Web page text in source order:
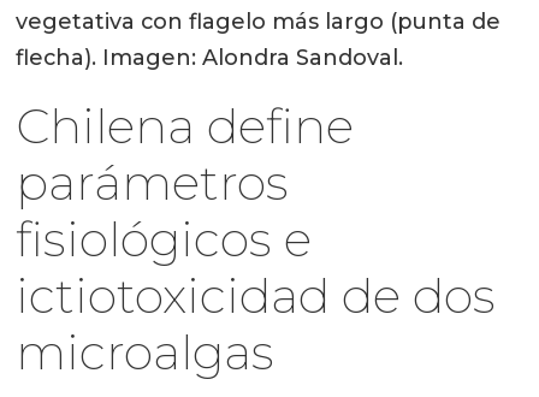
vegetativa con flagelo más largo (punta de
flecha). Imagen: Alondra Sandoval.
Chilena define
parámetros
fisiológicos e
ictiotoxicidad de dos
microalgas